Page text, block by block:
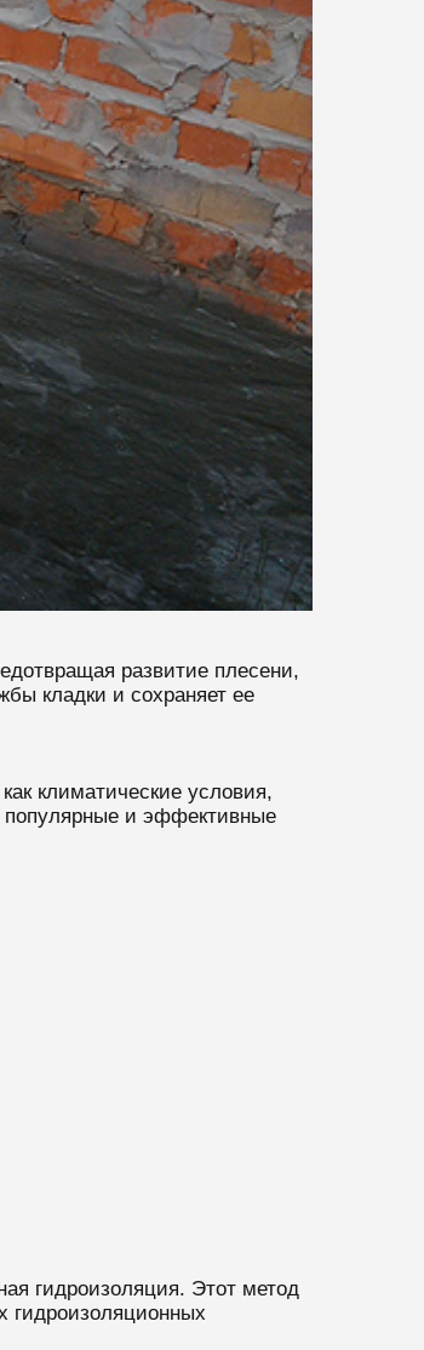
развитие плесени,
кладки и сохраняет ее
климатические условия,
популярные и эффективные
гидроизоляция. Этот метод
гидроизоляционных